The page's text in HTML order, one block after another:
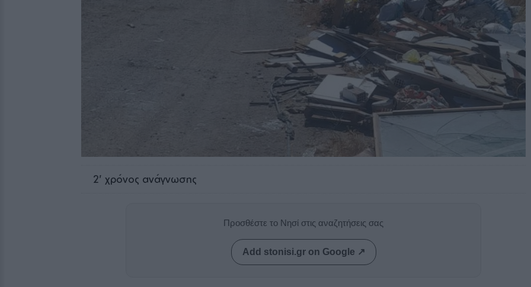
2' χρόνος ανάγνωσης
Προσθέστε το Νησί στις αναζητήσεις σας
Add stonisi.gr on Google ↗